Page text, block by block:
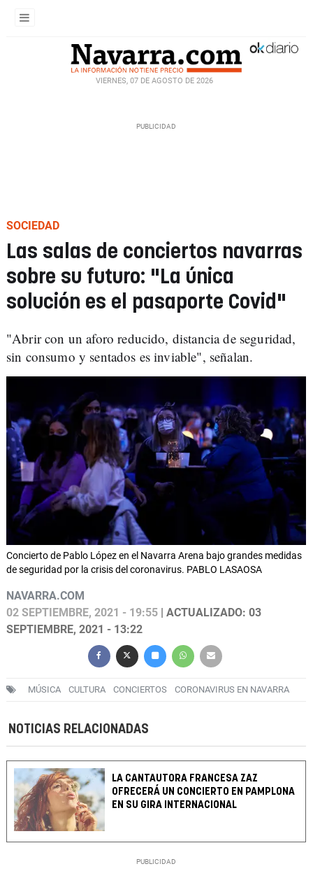
VIERNES, 07 DE AGOSTO DE 2026
SOCIEDAD
Las salas de conciertos navarras
sobre su futuro: "La única
solución es el pasaporte Covid"
"Abrir con un aforo reducido, distancia de seguridad,
sin consumo y sentados es inviable", señalan.
Concierto de Pablo López en el Navarra Arena bajo grandes medidas
de seguridad por la crisis del coronavirus. PABLO LASAOSA
NAVARRA.COM
02 SEPTIEMBRE, 2021 - 19:55 | ACTUALIZADO: 03
SEPTIEMBRE, 2021 - 13:22
MÚSICA CULTURA CONCIERTOS CORONAVIRUS EN NAVARRA
NOTICIAS RELACIONADAS
LA CANTAUTORA FRANCESA ZAZ
OFRECERÁ UN CONCIERTO EN PAMPLONA
EN SU GIRA INTERNACIONAL